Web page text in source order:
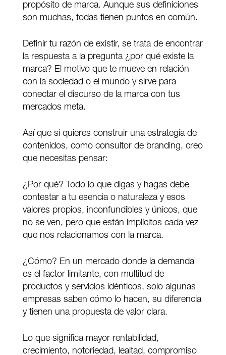
propósito de marca. Aunque sus definiciones
son muchas, todas tienen puntos en común.
Definir tu razón de existir, se trata de encontrar
la respuesta a la pregunta ¿por qué existe la
marca? El motivo que te mueve en relación
con la sociedad o el mundo y sirve para
conectar el discurso de la marca con tus
mercados meta.
Así que si quieres construir una estrategia de
contenidos, como consultor de branding, creo
que necesitas pensar:
¿Por qué? Todo lo que digas y hagas debe
contestar a tu esencia o naturaleza y esos
valores propios, inconfundibles y únicos, que
no se ven, pero que están implícitos cada vez
que nos relacionamos con la marca.
¿Cómo? En un mercado donde la demanda
es el factor limitante, con multitud de
productos y servicios idénticos, solo algunas
empresas saben cómo lo hacen, su diferencia
y tienen una propuesta de valor clara.
Lo que significa mayor rentabilidad,
crecimiento, notoriedad, lealtad, compromiso